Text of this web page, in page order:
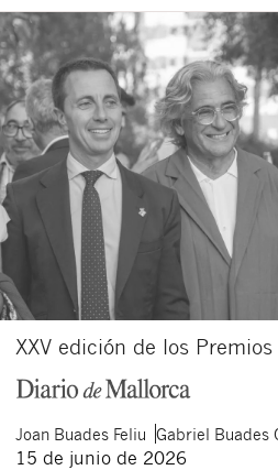
XXV edición de los
Joan Buades Feliu Gabriel Buades
15 de junio de 2026